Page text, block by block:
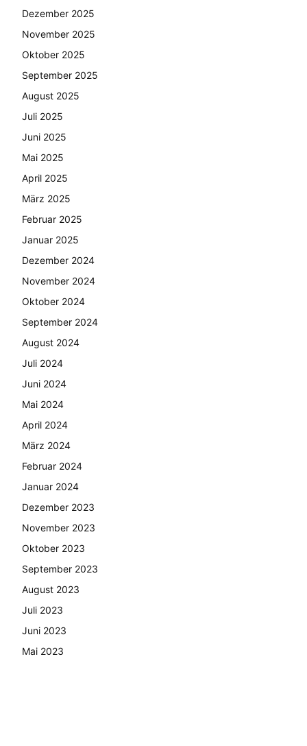
Dezember 2025
November 2025
Oktober 2025
September 2025
August 2025
Juli 2025
Juni 2025
Mai 2025
April 2025
März 2025
Februar 2025
Januar 2025
Dezember 2024
November 2024
Oktober 2024
September 2024
August 2024
Juli 2024
Juni 2024
Mai 2024
April 2024
März 2024
Februar 2024
Januar 2024
Dezember 2023
November 2023
Oktober 2023
September 2023
August 2023
Juli 2023
Juni 2023
Mai 2023